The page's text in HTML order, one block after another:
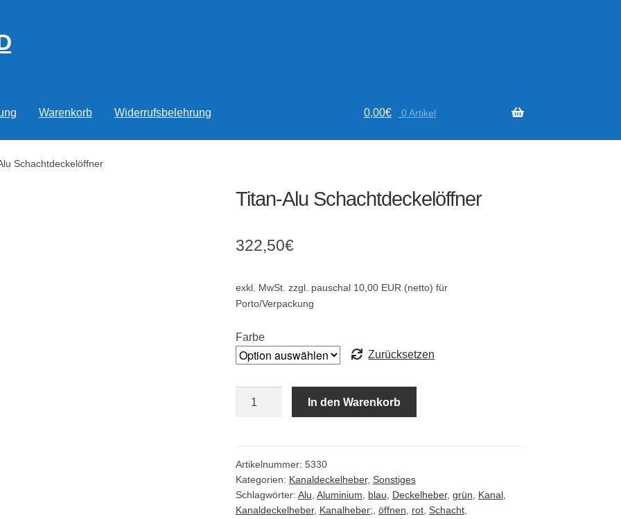
Warenkorb Widerrufsbelehrung 0,00€ 0 Artikel
Schachtdeckelöffner
Titan-Alu Schachtdeckelöffner
322,50€
exkl. MwSt. zzgl. pauschal 10,00 EUR (netto) für
Porto/Verpackung
Farbe
Zurücksetzen
In den Warenkorb
Artikelnummer: 5330
Kategorien: Kanaldeckelheber, Sonstiges
Schlagwörter: Alu, Aluminium, blau, Deckelheber, grün, Kanal,
Kanaldeckelheber, Kanalheber;, öffnen, rot, Schacht,